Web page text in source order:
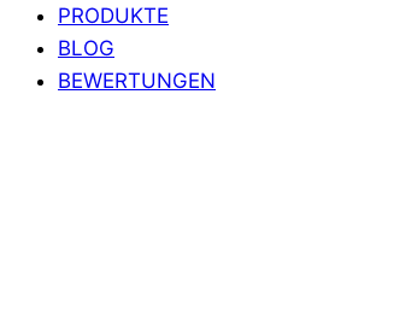
PRODUKTE
BLOG
BEWERTUNGEN